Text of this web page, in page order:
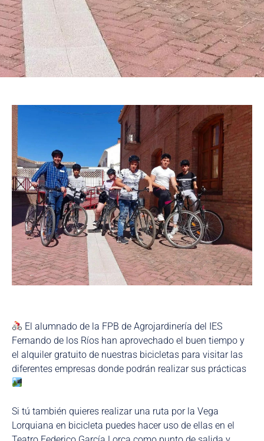
El alumnado de la FPB de Agrojardinería del IES
Fernando de los Ríos han aprovechado el buen tiempo y
el alquiler gratuito de nuestras bicicletas para visitar las
diferentes empresas donde podrán realizar sus prácticas
Si tú también quieres realizar una ruta por la Vega
Lorquiana en bicicleta puedes hacer uso de ellas en el